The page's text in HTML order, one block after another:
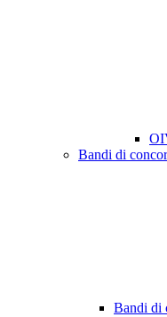
Bandi di
Bandi di